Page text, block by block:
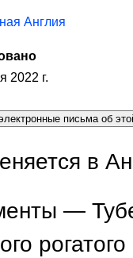
Англия
2022 г.
письма об
в
—